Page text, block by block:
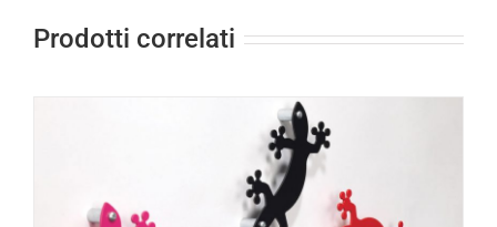
Prodotti correlati